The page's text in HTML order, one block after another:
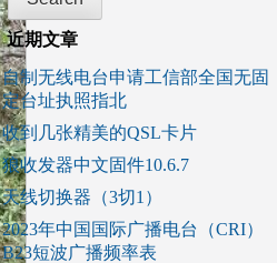
近期文章
自制无线电台申请工信部全国无固
定台址执照指北
收到几张精美的QSL卡片
狼收发器中文固件10.6.7
天线切换器（3切1）
2023年中国国际广播电台（CRI）
B23短波广播频率表